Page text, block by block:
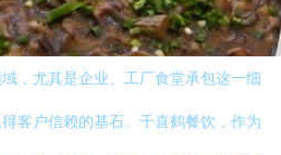
，尤其是企业、工厂食堂承包这一细
客户信赖的基石。千喜鹤餐饮，作为